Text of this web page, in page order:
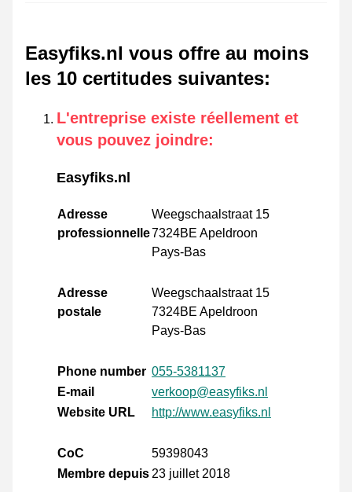
Easyfiks.nl vous offre au moins
les 10 certitudes suivantes:
L'entreprise existe réellement et
vous pouvez joindre:
Easyfiks.nl
Adresse
professionnelle
Weegschaalstraat 15
7324BE Apeldroon
Pays-Bas
Adresse
postale
Weegschaalstraat 15
7324BE Apeldroon
Pays-Bas
Phone number 055-5381137
E-mail
verkoop@easyfiks.nl
Website URL
http://www.easyfiks.nl
CoC
59398043
Membre depuis 23 juillet 2018